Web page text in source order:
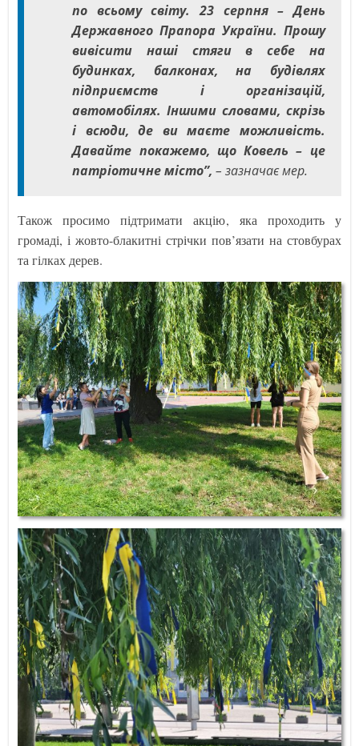
по всьому світу. 23 серпня – День
Державного Прапора України. Прошу
вивісити наші стяги в себе на
будинках, балконах, на будівлях
підприємств і організацій,
автомобілях. Іншими словами, скрізь
і всюди, де ви маєте можливість.
Давайте покажемо, що Ковель – це
патріотичне місто”, – зазначає мер.
Також просимо підтримати акцію, яка проходить у
громаді, і жовто-блакитні стрічки пов’язати на стовбурах
та гілках дерев.